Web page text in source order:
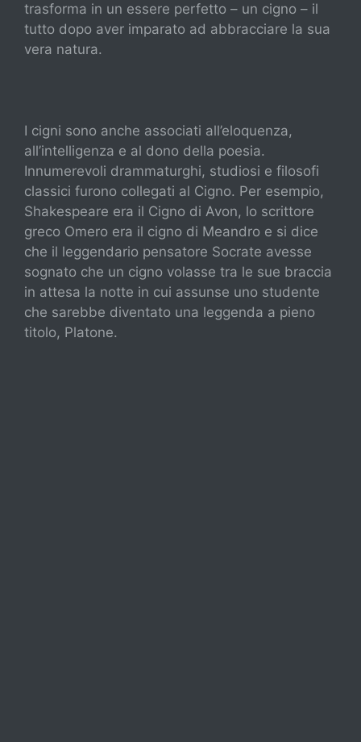
trasforma in un essere perfetto – un cigno – il
tutto dopo aver imparato ad abbracciare la sua
vera natura.
I cigni sono anche associati all’eloquenza,
all’intelligenza e al dono della poesia.
Innumerevoli drammaturghi, studiosi e filosofi
classici furono collegati al Cigno. Per esempio,
Shakespeare era il Cigno di Avon, lo scrittore
greco Omero era il cigno di Meandro e si dice
che il leggendario pensatore Socrate avesse
sognato che un cigno volasse tra le sue braccia
in attesa la notte in cui assunse uno studente
che sarebbe diventato una leggenda a pieno
titolo, Platone.